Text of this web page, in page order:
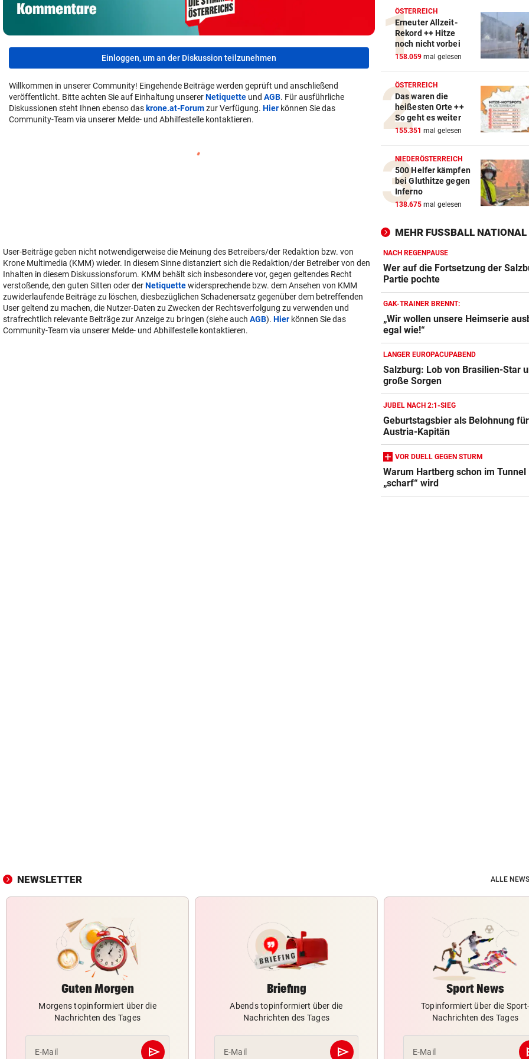
Einloggen, um an der Diskussion teilzunehmen
Willkommen in unserer Community! Eingehende Beiträge werden geprüft und anschließend
veröffentlicht. Bitte achten Sie auf Einhaltung unsererNetiquette und AGB. Für ausführliche
Diskussionen steht Ihnen ebenso das krone.at-Forumzur Verfügung. Hier können Sie das
Community-Team via unserer Melde- und Abhilfestelle kontaktieren.
User-Beiträge geben nicht notwendigerweise die Meinung des Betreibers/der Redaktion bzw. von
Krone Multimedia (KMM) wieder. In diesem Sinne distanziert sich die Redaktion/der Betreiber von den
Inhalten in diesem Diskussionsforum. KMM behält sich insbesondere vor, gegen geltendes Recht
verstoßende, den guten Sitten oder derNetiquettewidersprechende bzw. dem Ansehen von KMM
zuwiderlaufende Beiträge zu löschen, diesbezüglichen Schadenersatz gegenüber dem betreffenden
User geltend zu machen, die Nutzer-Daten zu Zwecken der Rechtsverfolgung zu verwenden und
strafrechtlich relevante Beiträge zur Anzeige zu bringen (siehe auch AGB). Hier können Sie das
Community-Team via unserer Melde- und Abhilfestelle kontaktieren.
ÖSTERREICH
Erneuter Allzeit-
Rekord ++ Hitze
noch nicht vorbei
158.059 mal gelesen
ÖSTERREICH
Das waren die
heißesten Orte ++
So geht es weiter
155.351 mal gelesen
NIEDERÖSTERREICH
500 Helfer kämpfen
bei Gluthitze gegen
Inferno
138.675 mal gelesen
MEHR FUSSBALL NATIONAL
NACH REGENPAUSE
Wer auf die Fortsetzung der
Partie pochte
GAK-TRAINER BRENNT:
„Wir wollen unsere Heimserie
egal wie!“
LANGER EUROPACUPABEND
Salzburg: Lob von Brasilien-Star
große Sorgen
JUBEL NACH 2:1-SIEG
Geburtstagsbier als Belohnung für
Austria-Kapitän
VOR DUELL GEGEN STURM
Warum Hartberg schon im Tunnel
„scharf“ wird
NEWSLETTER ALLE
Guten Morgen
Morgens topinformiert über die
Nachrichten des Tages
E-Mail send
Abschicken
Briefing
Abends topinformiert über die
Nachrichten des Tages
E-Mail send
Abschicken
Sport News
Topinformiert über die Sport-
Nachrichten des Tages
E-Mail